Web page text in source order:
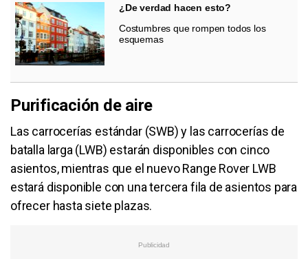
¿De verdad hacen esto?
Costumbres que rompen todos los
esquemas
Purificación de aire
Las carrocerías estándar (SWB) y las carrocerías de
batalla larga (LWB) estarán disponibles con cinco
asientos, mientras que el nuevo Range Rover LWB
estará disponible con una tercera fila de asientos para
ofrecer hasta siete plazas.